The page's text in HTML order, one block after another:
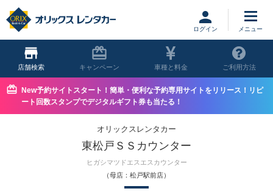
ログイン
店舗 キャンペーン 車種と料金 ご利用方法
New予約サイトスタート！簡単・便利な予約専用サイトをリリース！リピ
ート回数スタンプでデジタルギフト券も当たる！
オリックスレンタカー
東松戸ＳＳカウンター
ヒガシマツドエスエスカウンター
（母店：松戸駅前店）